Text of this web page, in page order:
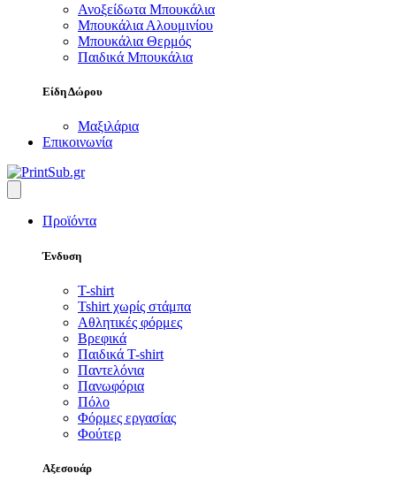
Ανοξείδωτα Μπουκάλια
Μπουκάλια Αλουμινίου
Μπουκάλια Θερμός
Παιδικά Μπουκάλια
Είδη Δώρου
Μαξιλάρια
Επικοινωνία
Προϊόντα
Ένδυση
T-shirt
Tshirt χωρίς στάμπα
Αθλητικές φόρμες
Βρεφικά
Παιδικά T-shirt
Παντελόνια
Πανωφόρια
Πόλο
Φόρμες εργασίας
Φούτερ
Αξεσουάρ